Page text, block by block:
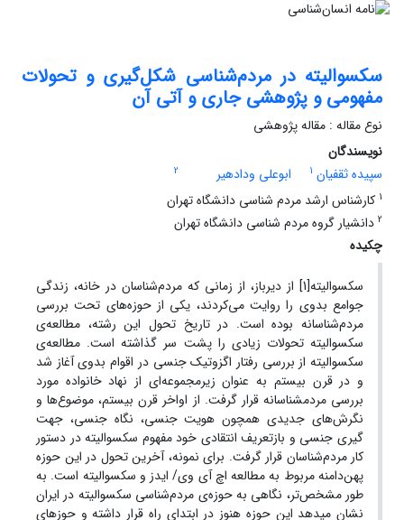
سکسوالیته در مردم‌شناسی شکل‌گیری و تحولات
مفهومی و پژوهشی جاری و آتی آن
نوع مقاله : مقاله پژوهشی
نویسندگان
سپیده ثقفیان 1 ابوعلی ودادهیر
2
1 کارشناس ارشد مردم شناسی دانشگاه تهران
2 دانشیار گروه مردم شناسی دانشگاه تهران
چکیده
سکسوالیته[1] از دیرباز، از زمانی که مردم‌شناسان در خانه، زندگی
جوامع بدوی را روایت می­‌کردند، یکی از حوزه­‌های تحت بررسی
مردم‌شناسانه بوده است. در تاریخ تحول این رشته، مطالعه­­‌ی
سکسوالیته تحولات زیادی را پشت سر گذاشته است. مطالعه­­‌ی
سکسوالیته از بررسی رفتار اگزوتیک جنسی در اقوام­ بدوی آغاز شد
و در قرن بیستم به عنوان زیرمجموعه­‌ای از نهاد خانواده مورد
بررسی مردم­شناسانه قرار گرفت. از اواخر قرن بیستم، موضوع‌­ها و
نگرش‌­های جدیدی همچون هویت جنسی، نگاه جنسی، جهت­‌
گیری جنسی و بازتعریف انتقادی خود مفهوم سکسوالیته در دستور
کار مردم‌­شناسان قرار گرفت. برای نمونه، آخرین تحول در این حوزه
پهن‌­دامنه مربوط به مطالعه­ اچ آی وی/ ایدز و سکسوالیته است. به
طور مشخص­‌تر، نگاهی به حوزه‌­ی­ مردم‌­شناسی سکسوالیته در ایران
نشان می­دهد این حوزه هنوز در ابتدای راه قرار داشته و حوزه­ای